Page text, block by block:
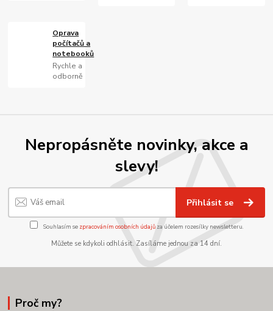
Oprava
počítačů a
notebooků
Rychle a
odborně
Nepropásněte novinky, akce a
slevy!
Přihlásit se
Souhlasím se zpracováním osobních údajůza účelem rozesílky newsletteru.
Můžete se kdykoli odhlásit. Zasíláme jednou za 14 dní.
Proč my?